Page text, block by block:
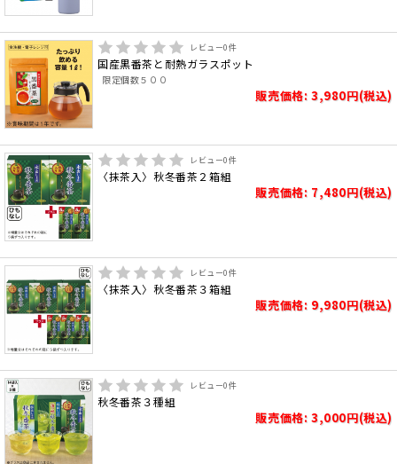
レビュー0件
国産黒番茶と耐熱ガラスポット
限定個数５００
販売価格: 3,980円(税込)
レビュー0件
〈抹茶入〉秋冬番茶２箱組
販売価格: 7,480円(税込)
レビュー0件
〈抹茶入〉秋冬番茶３箱組
販売価格: 9,980円(税込)
レビュー0件
秋冬番茶３種組
販売価格: 3,000円(税込)